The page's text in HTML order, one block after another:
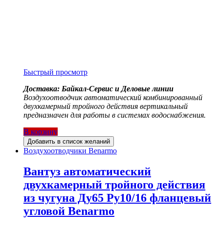
Быстрый просмотр
Доставка: Байкал-Сервис и Деловые линии
Воздухоотводчик автоматический комбинированный
двухкамерный тройного действия вертикальный
предназначен для работы в системах водоснабжения.
В корзину
Добавить в список желаний
Воздухоотводчики Benarmo
Вантуз автоматический
двухкамерный тройного действия
из чугуна Ду65 Ру10/16 фланцевый
угловой Benarmo